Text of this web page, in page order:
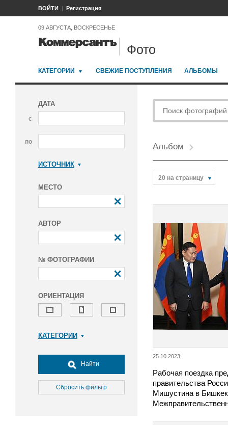
ВОЙТИ Регистрация
09 АВГУСТА, ВОСКРЕСЕНЬЕ
Фото
КАТЕГОРИИ СВЕЖИЕ ПОСТУПЛЕНИЯ АЛЬБОМЫ
ДАТА
с
по
ИСТОЧНИК
МЕСТО
АВТОР
№ ФОТОГРАФИИ
ОРИЕНТАЦИЯ
КАТЕГОРИИ
Досуг, туризм и отдых
Культура
Медицина
Найти
Сбросить фильтр
Альбом
20 на страницу
25.10.2023
Рабочая поездка
правительства
Мишустина в